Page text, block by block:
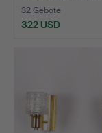
32 Gebote
322 USD